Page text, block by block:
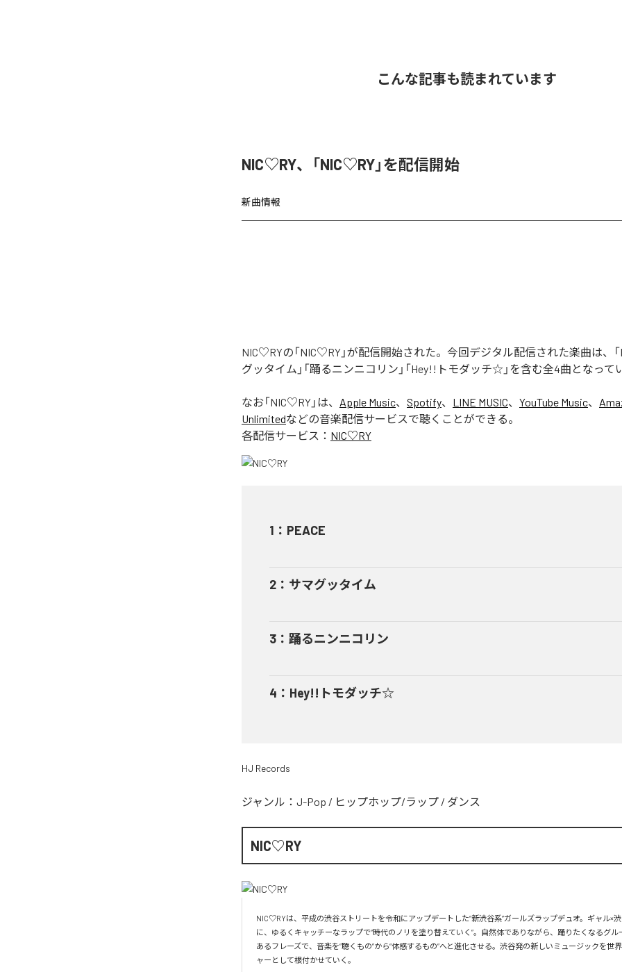
こんな記事も読まれています
NIC♡RY、「NIC♡RY」を配信開始
新曲情報
NIC♡RYの「NIC♡RY」が配信開始された。今回デジタル配信された楽曲は、「
グッタイム」「踊るニンニコリン」「Hey!!トモダッチ☆」を含む全4曲となって
なお「NIC♡RY 」は、 Apple Music、 Spotify、 LINE MUSIC、 YouTube Music、
Unlimitedなどの音楽配信サービスで聴くことができる。
各配信サービス： NIC♡RY
1 ： PEACE
2 ： サマグッタイム
3 ： 踊るニンニコリン
4 ： Hey!!トモダッチ☆
HJ Records
ジャンル： J-Pop / ヒップホップ/ラップ / ダンス
NIC♡RY
NIC♡RYは、平成の渋谷ストリートを令和にアップデートした“新渋谷系”ガールズラップデュオ。ギャル×
に、ゆるくキャッチーなラップで“時代のノリを塗り替えていく”。自然体でありながら、踊りたくなるグル
あるフレーズで、音楽を“聴くもの”から“体感するもの”へと進化させる。渋谷発の新しいミュージックを世
ャーとして根付かせていく。